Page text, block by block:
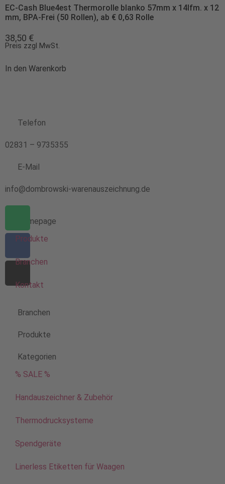
EC-Cash Blue4est Thermorolle blanko 57mm x 14lfm. x 12
mm, BPA-Frei (50 Rollen), ab € 0,63 Rolle
38,50 €
Preis zzgl MwSt.
In den Warenkorb
Telefon
02831 – 9735355
E-Mail
info@dombrowski-warenauszeichnung.de
Homepage
Produkte
Branchen
Kontakt
Branchen
Produkte
Kategorien
% SALE %
Handauszeichner & Zubehör
Thermodrucksysteme
Spendgeräte
Linerless Etiketten für Waagen